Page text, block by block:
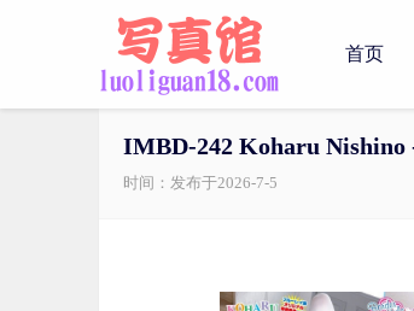
首页
IMBD-242 Koharu Nishino
时间：发布于2026-7-5